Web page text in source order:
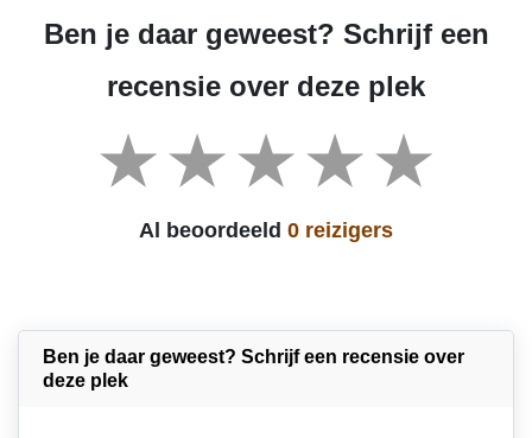
Ben je daar geweest? Schrijf een
recensie over deze plek
Al beoordeeld 0 reizigers
Ben je daar geweest? Schrijf een recensie over
deze plek